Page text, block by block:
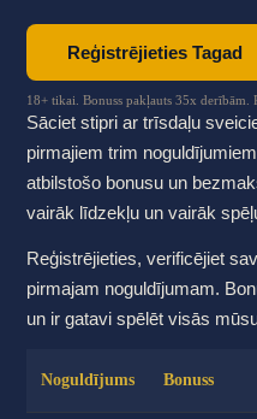
Reģistrējieties Tagad
18+ tikai. Bonuss pakļauts 35x derībām.
Sāciet stipri ar trīsdaļu
pirmajiem trim
atbilstošo bonusu un
vairāk līdzekļu un vairāk
Reģistrējieties, verificējiet
pirmajam noguldījumam.
un ir gatavi spēlēt visās
Noguldījums Bonuss